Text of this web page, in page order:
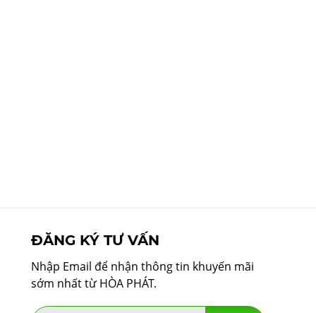
ĐĂNG KÝ TƯ VẤN
Nhập Email để nhận thông tin khuyến mãi
sớm nhất từ HÒA PHÁT.